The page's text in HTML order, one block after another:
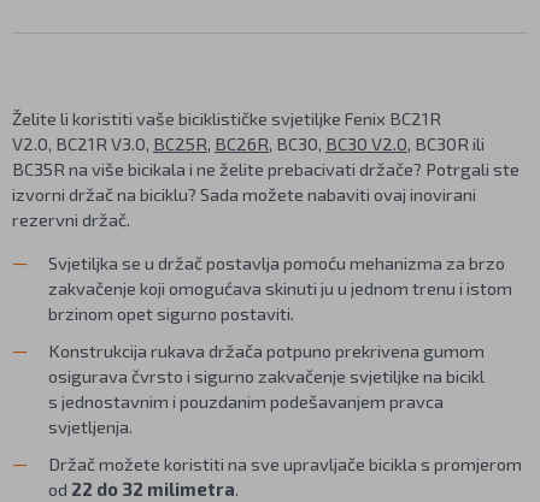
Želite li koristiti vaše biciklističke svjetiljke Fenix BC21R
V2.0, BC21R V3.0, BC25R, BC26R, BC30, BC30 V2.0, BC30R ili
BC35R na više bicikala i ne želite prebacivati držače? Potrgali ste
izvorni držač na biciklu? Sada možete nabaviti ovaj inovirani
rezervni držač.
Svjetiljka se u držač postavlja pomoću mehanizma za brzo
zakvačenje koji omogućava skinuti ju u jednom trenu i istom
brzinom opet sigurno postaviti.
Konstrukcija rukava držača potpuno prekrivena gumom
osigurava čvrsto i sigurno zakvačenje svjetiljke na bicikl
s jednostavnim i pouzdanim podešavanjem pravca
svjetljenja.
Držač možete koristiti na sve upravljače bicikla s promjerom
od 22 do 32 milimetra.